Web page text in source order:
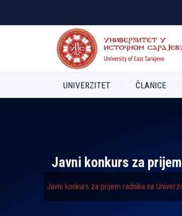
UNIVERZITET ČLANICE
Javni konkurs za
Javni konkurs za prijem radnika na